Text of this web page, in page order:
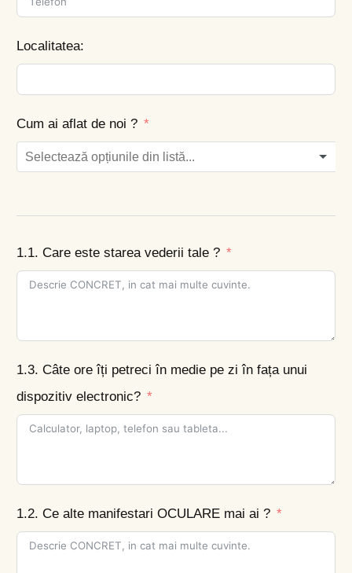
Localitatea:
Cum ai aflat de noi ?
1.1. Care este starea vederii tale ?
1.3. Câte ore îți petreci în medie pe zi în fața unui
dispozitiv electronic?
1.2. Ce alte manifestari OCULARE mai ai ?